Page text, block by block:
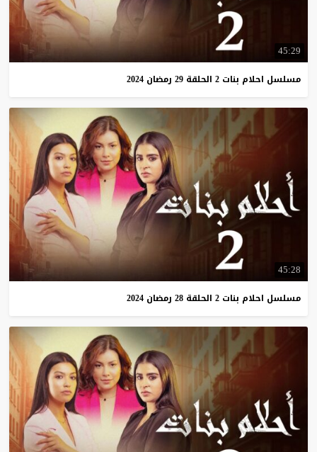
45:29
مسلسل احلام بنات 2 الحلقة 29 رمضان 2024
45:28
مسلسل احلام بنات 2 الحلقة 28 رمضان 2024